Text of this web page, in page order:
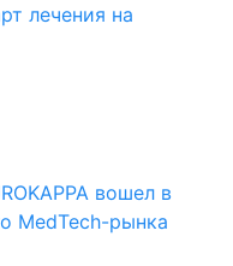
лечения на
вошел в
MedTech-рынка